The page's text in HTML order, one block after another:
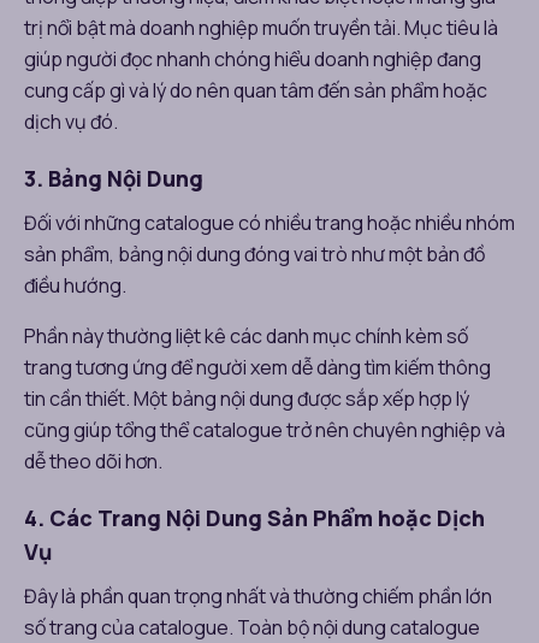
trị nổi bật mà doanh nghiệp muốn truyền tải. Mục tiêu là
giúp người đọc nhanh chóng hiểu doanh nghiệp đang
cung cấp gì và lý do nên quan tâm đến sản phẩm hoặc
dịch vụ đó.
3. Bảng Nội Dung
Đối với những catalogue có nhiều trang hoặc nhiều nhóm
sản phẩm, bảng nội dung đóng vai trò như một bản đồ
điều hướng.
Phần này thường liệt kê các danh mục chính kèm số
trang tương ứng để người xem dễ dàng tìm kiếm thông
tin cần thiết. Một bảng nội dung được sắp xếp hợp lý
cũng giúp tổng thể catalogue trở nên chuyên nghiệp và
dễ theo dõi hơn.
4. Các Trang Nội Dung Sản Phẩm hoặc Dịch
Vụ
Đây là phần quan trọng nhất và thường chiếm phần lớn
số trang của catalogue. Toàn bộ nội dung catalogue